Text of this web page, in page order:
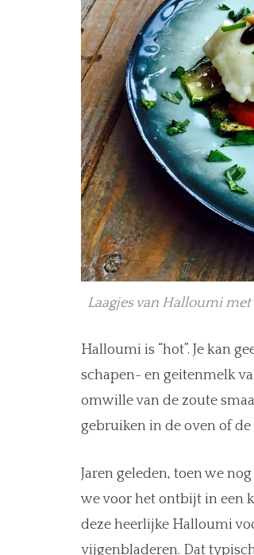
Laagjes van Halloumi
Halloumi is “hot”. Je kan
schapen- en geitenmelk
omwille van de zoute
gebruiken in de oven of
Jaren geleden, toen we
we voor het ontbijt in een
deze heerlijke Halloumi
vijgenbladeren. Dat